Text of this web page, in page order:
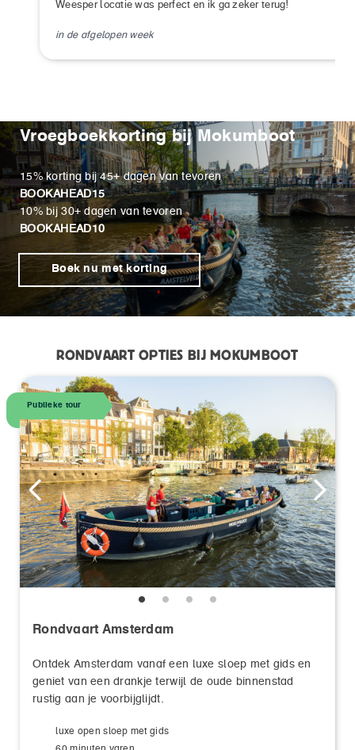
Weesper locatie was perfect en ik ga zeker terug!
in de afgelopen week
Vroegboekkorting bij Mokumboot
15% korting bij 45+ dagen van tevoren
BOOKAHEAD15
10% bij 30+ dagen van tevoren
BOOKAHEAD10
Boek nu met korting
RONDVAART OPTIES BIJ MOKUMBOOT
Rondvaart Amsterdam
Publieke tour
Ontdek Amsterdam vanaf een luxe sloep met gids en
geniet van een drankje terwijl de oude binnenstad
rustig aan je voorbijglijdt.
luxe open sloep met gids